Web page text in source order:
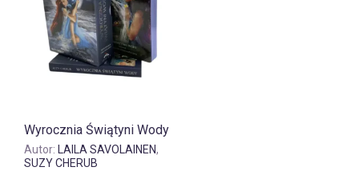
Wyrocznia Świątyni Wody
Autor: LAILA SAVOLAINEN,
SUZY CHERUB